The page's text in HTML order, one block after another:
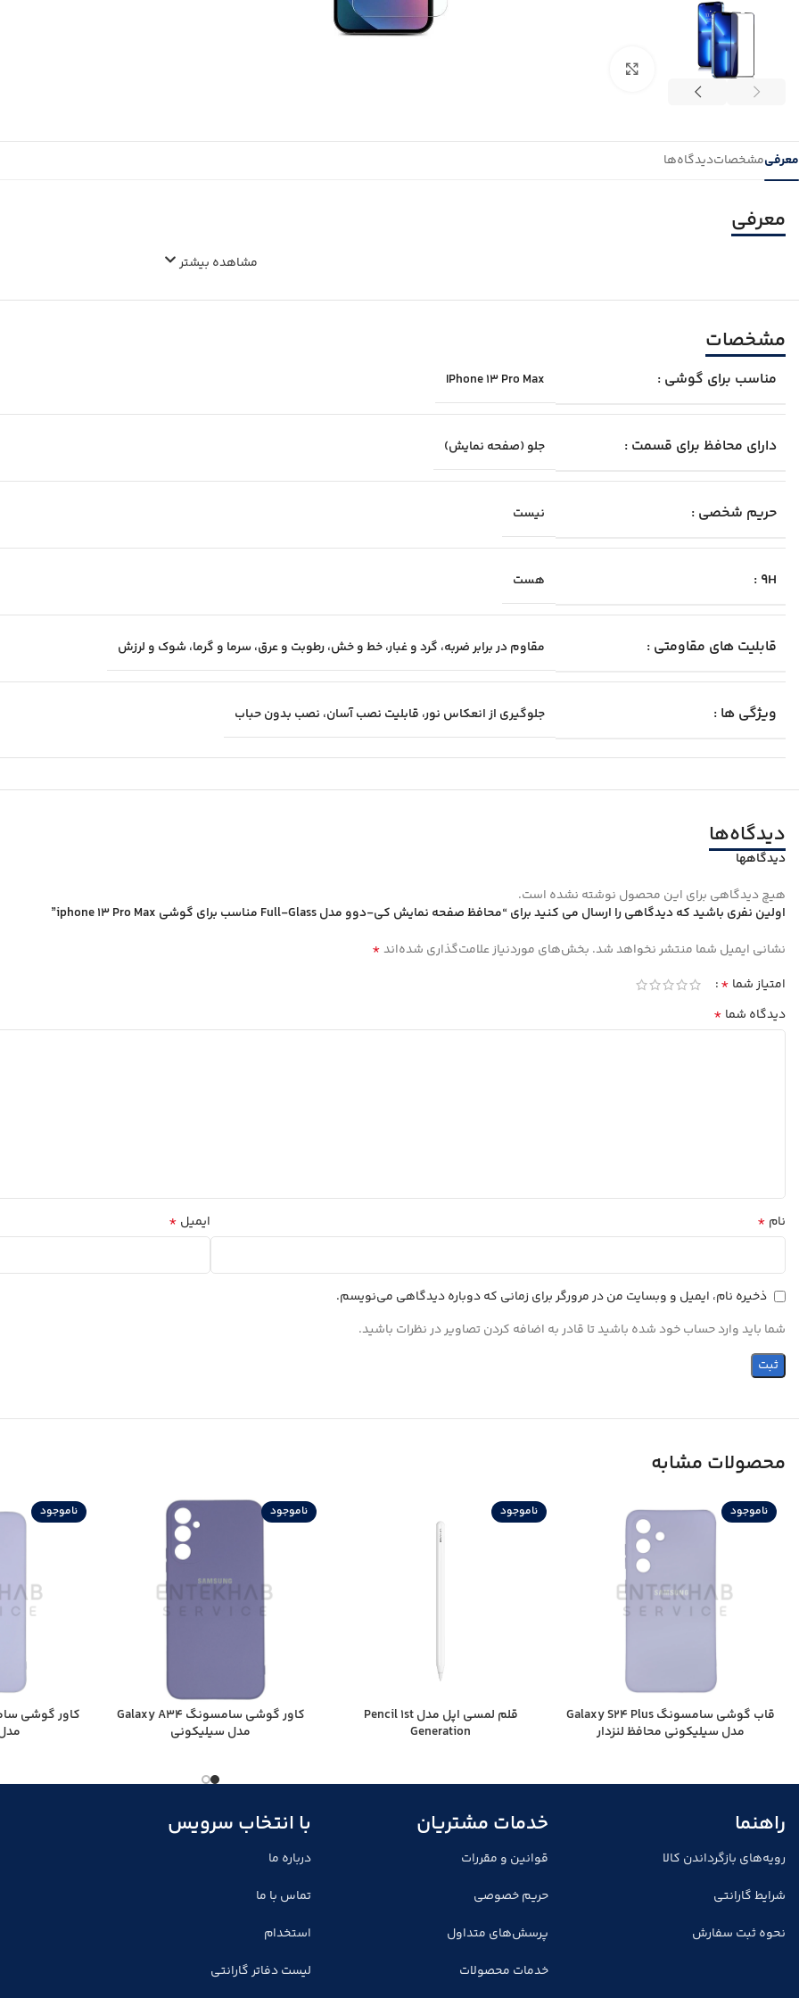
معرفیمشخصاتدیدگاه‌ها
معرفی
مشاهده بیشتر
مشخصات
مناسب برای گوشی : IPhone 13 Pro Max
دارای محافظ برای قسمت : جلو (صفحه نمایش)
حریم شخصی : نیست
9H : هست
قابلیت‌ های مقاومتی : مقاوم در برابر ضربه، گرد و غبار، خط و خش، رطوبت و عرق، سرما و گرما، شوک و لرزش
ویژگی ها : جلوگیری از انعکاس نور، قابلیت نصب آسان، نصب بدون حباب
دیدگاه‌ها
دیدگاهها
هیچ دیدگاهی برای این محصول نوشته نشده است.
اولین نفری باشید که دیدگاهی را ارسال می کنید برای “محافظ صفحه نمایش کی-دوو مدل Full-Glass مناسب برای گوشی iphone 13 Pro Max”
نشانی ایمیل شما منتشر نخواهد شد. بخش‌های موردنیاز علامت‌گذاری شده‌اند*
امتیاز شما *
دیدگاه شما *
نام * ایمیل *
ذخیره نام، ایمیل و وبسایت من در مرورگر برای زمانی که دوباره دیدگاهی می‌نویسم.
شما باید وارد حساب خود شده باشید تا قادر به اضافه کردن تصاویر در نظرات باشید.
محصولات مشابه
ناموجود
قاب گوشی سامسونگ Galaxy S24 Plus
مدل سیلیکونی محافظ لنزدار
ناموجود
قلم لمسی اپل مدل Pencil 1st
Generation
ناموجود
کاور گوشی سامسونگ Galaxy A34
مدل سیلیکونی
ناموجود
راهنما
رویه‌های بازگرداندن کالا
شرایط گارانتی
نحوه ثبت سفارش
خدمات مشتریان
قوانین و مقررات
حریم خصوصی
پرسش‌های متداول
خدمات محصولات
با انتخاب سرویس
درباره ما
تماس با ما
استخدام
لیست دفاتر گارانتی